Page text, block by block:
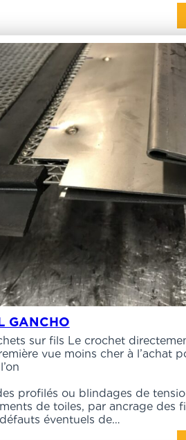
GANCHO
sur fils Le crochet
vue moins cher à l’achat
profilés ou blindages de
de toiles, par ancrage des
éventuels de…